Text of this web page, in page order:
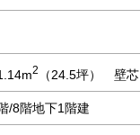
2 （24.5坪） 壁芯
/8階地下1階建